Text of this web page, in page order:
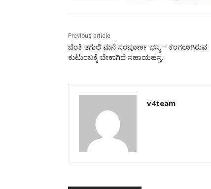
Previous article
ಬೆಂಕಿ ತಗುಲಿ ಮನೆ ಸಂಪೂರ್ಣ ಭಸ್ಮ – ಕಂಗಲಾಗಿರುವ
ಕುಟುಂಬಕ್ಕೆ ಬೇಕಾಗಿದೆ ಸಹಾಯಹಸ್ತ.
v4team